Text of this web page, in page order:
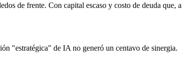
de frente. Con capital escaso y costo de deuda que, a
"estratégica" de IA no generó un centavo de sinergia.